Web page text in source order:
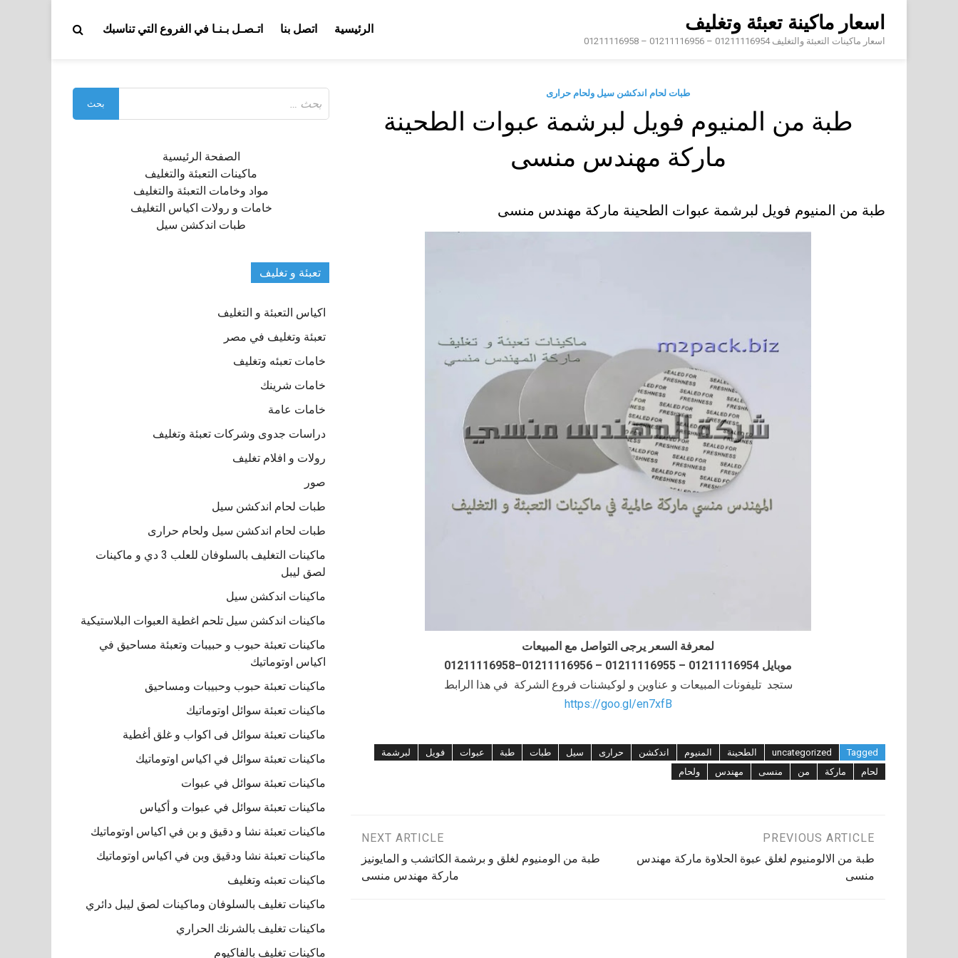
content
اسعار ماكينة تعبئة وتغليف
اسعار ماكينات التعبئة والتغليف 01211116954 – 01211116956 – 01211116958
الرئيسية اتصل بنا اتـصـل بـنـا في الفروع التي تناسبك
طبات لحام اندكشن سيل ولحام حرارى
طبة من المنيوم فويل لبرشمة عبوات الطحينة
ماركة مهندس منسى
طبة من المنيوم فويل لبرشمة عبوات الطحينة ماركة مهندس منسى
لمعرفة السعر يرجى التواصل مع المبيعات
موبايل 01211116954 – 01211116955 – 01211116956–01211116958
ستجد تليفونات المبيعات و عناوين و لوكيشنات فروع الشركة في هذا الرابط
https://goo.gl/en7xfB
Tagged
uncategorized الطحينة المنيوم اندكشن حرارى سيل طبات طبة عبوات فويل
لبرشمة
لحام
ماركة من منسى مهندس ولحام
تصفّح
المقالات
PREVIOUS ARTICLE
طبة من الالومنيوم لغلق عبوة الحلاوة ماركة مهندس
منسى
NEXT ARTICLE
طبة من الومنيوم لغلق و برشمة الكاتشب و المايونيز
ماركة مهندس منسى
عن:
الصفحة الرئيسية
ماكينات التعبئة والتغليف
مواد وخامات التعبئة والتغليف
خامات و رولات اكياس التغليف
طبات اندكشن سيل
تعبئة و تغليف
اكياس التعبئة و التغليف
تعبئة وتغليف في مصر
خامات تعبئه وتغليف
خامات شرينك
خامات عامة
دراسات جدوى وشركات تعبئة وتغليف
رولات و افلام تغليف
صور
طبات لحام اندكشن سيل
طبات لحام اندكشن سيل ولحام حرارى
ماكينات التغليف بالسلوفان للعلب 3 دي و ماكينات
لصق ليبل
ماكينات اندكشن سيل
ماكينات اندكشن سيل تلحم اغطية العبوات البلاستيكية
ماكينات تعبئة حبوب و حبيبات وتعبئة مساحيق في
اكياس اوتوماتيك
ماكينات تعبئة حبوب وحبيبات ومساحيق
ماكينات تعبئة سوائل اوتوماتيك
ماكينات تعبئة سوائل فى اكواب و غلق أغطية
ماكينات تعبئة سوائل في اكياس اوتوماتيك
ماكينات تعبئة سوائل في عبوات
ماكينات تعبئة سوائل في عبوات و أكياس
ماكينات تعبئة نشا و دقيق و بن في اكياس اوتوماتيك
ماكينات تعبئة نشا ودقيق وبن في اكياس اوتوماتيك
ماكينات تعبئه وتغليف
ماكينات تغليف بالسلوفان وماكينات لصق ليبل دائري
ماكينات تغليف بالشرنك الحراري
ماكينات تغليف بالفاكيوم